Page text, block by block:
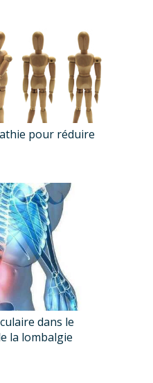
pour réduire
dans le
la lombalgie